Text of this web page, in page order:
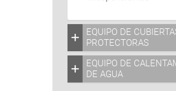
EQUIPO DE
PROTECTORAS
EQUIPO DE
DE AGUA